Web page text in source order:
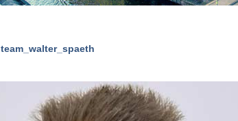
team_walter_spaeth